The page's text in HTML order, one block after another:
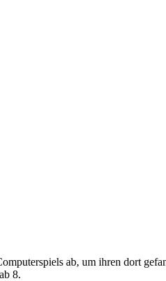
ab, um ihren dort
8.